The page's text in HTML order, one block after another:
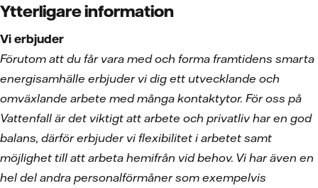
Ytterligare information
Vi erbjuder
Förutom att du får vara med och forma framtidens smarta
energisamhälle erbjuder vi dig ett utvecklande och
omväxlande arbete med många kontaktytor. För oss på
Vattenfall är det viktigt att arbete och privatliv har en god
balans, därför erbjuder vi flexibilitet i arbetet samt
möjlighet till att arbeta hemifrån vid behov. Vi har även en
hel del andra personalförmåner som exempelvis